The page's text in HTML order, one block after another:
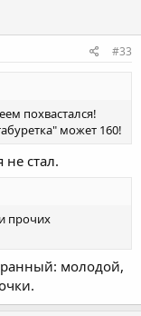
#33
похвастался!
может 160!
стал.
прочих
молодой,